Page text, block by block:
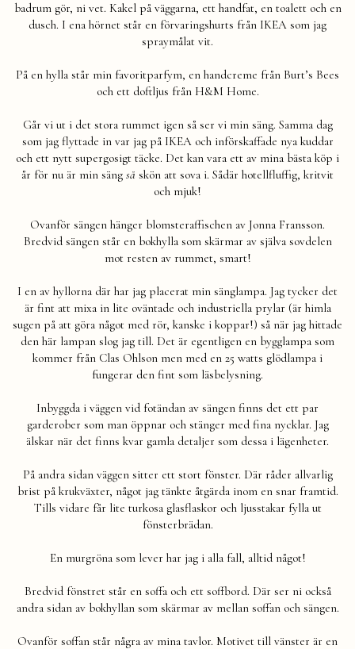
badrum gör, ni vet. Kakel på väggarna, ett handfat, en toalett och en
dusch. I ena hörnet står en förvaringshurts från IKEA som jag
spraymålat vit.
På en hylla står min favoritparfym, en handcreme från Burt’s Bees
och ett doftljus från H&M Home.
Går vi ut i det stora rummet igen så ser vi min säng. Samma dag
som jag flyttade in var jag på IKEA och införskaffade nya kuddar
och ett nytt supergosigt täcke. Det kan vara ett av mina bästa köp i
år för nu är min säng så skön att sova i. Sådär hotellfluffig, kritvit
och mjuk!
Ovanför sängen hänger blomsteraffischen av Jonna Fransson.
Bredvid sängen står en bokhylla som skärmar av själva sovdelen
mot resten av rummet, smart!
I en av hyllorna där har jag placerat min sänglampa. Jag tycker det
är fint att mixa in lite oväntade och industriella prylar (är himla
sugen på att göra något med rör, kanske i koppar!) så när jag hittade
den här lampan slog jag till. Det är egentligen en bygglampa som
kommer från Clas Ohlson men med en 25 watts glödlampa i
fungerar den fint som läsbelysning.
Inbyggda i väggen vid fotändan av sängen finns det ett par
garderober som man öppnar och stänger med fina nycklar. Jag
älskar när det finns kvar gamla detaljer som dessa i lägenheter.
På andra sidan väggen sitter ett stort fönster. Där råder allvarlig
brist på krukväxter, något jag tänkte åtgärda inom en snar framtid.
Tills vidare får lite turkosa glasflaskor och ljusstakar fylla ut
fönsterbrädan.
En murgröna som lever har jag i alla fall, alltid något!
Bredvid fönstret står en soffa och ett soffbord. Där ser ni också
andra sidan av bokhyllan som skärmar av mellan soffan och sängen.
Ovanför soffan står några av mina tavlor. Motivet till vänster är en